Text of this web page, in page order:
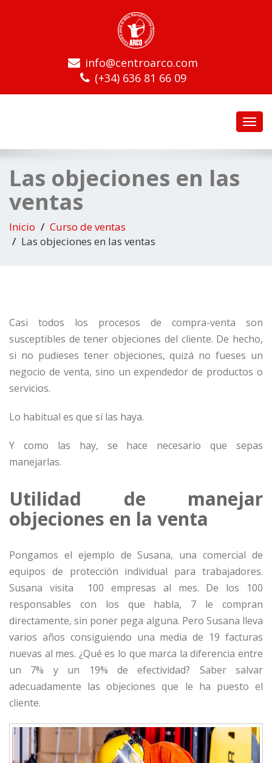
info@centroarco.com
(+34) 636 81 66 09
Las objeciones en las
ventas
Inicio
Curso de ventas
Las objeciones en las ventas
Casi todos los procesos de compra-venta son
susceptibles de tener objeciones del cliente. De hecho,
si no pudieses tener objeciones, quizá no fueses un
negocio de venta, sino un expendedor de productos o
servicios.
Lo habitual es que sí las haya.
Y como las hay, se hace necesario que sepas
manejarlas.
Utilidad de manejar
objeciones en la venta
Pongamos el ejemplo de Susana, una comercial de
equipos de protección individual para trabajadores.
Susana visita 100 empresas al mes. De los 100
responsables con los que habla, 7 le compran
directamente, sin poner pega alguna. Pero Susana lleva
varios años consiguiendo una media de 19 facturas
nuevas al mes. ¿Qué es lo que marca la diferencia entre
un 7% y un 19% de efectividad? Saber salvar
adecuadamente las objeciones que le ha puesto el
cliente.